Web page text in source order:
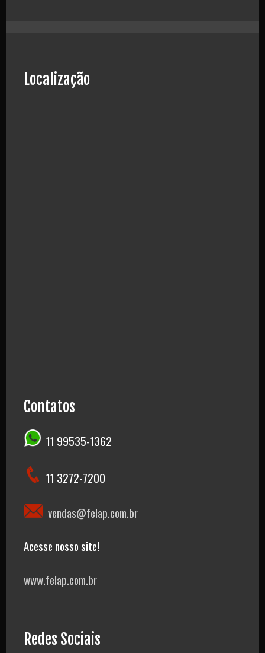
Localização
Contatos
11 99535-1362
11 3272-7200
vendas@felap.com.br
Acesse nosso site!
www.felap.com.br
Redes Sociais